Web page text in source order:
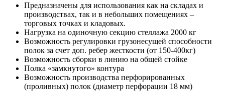
Предназначены для использования как на складах и
производствах, так и в небольших помещениях –
торговых точках и кладовых.
Нагрузка на одиночную секцию стеллажа 2000 кг
Возможность регулировки грузонесущей способности
полок за счет доп. ребер жесткости (от 150-400кг)
Возможность сборки в линию на общей стойке
Полка «замкнутого» контура
Возможность производства перфорированных
(проливных) полок (диаметр перфорации 18 мм)